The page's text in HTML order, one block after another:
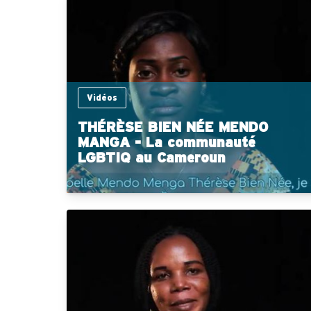
Vidéos
THÉRÈSE BIEN NÉE MENDO
MANGA - La communauté
LGBTIQ au Cameroun